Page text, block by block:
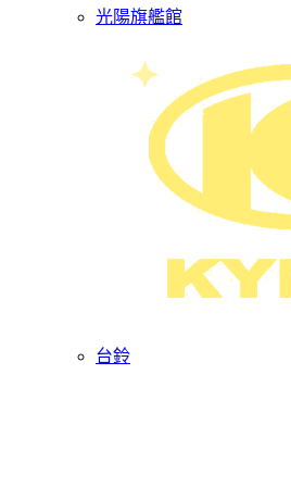
光陽旗艦館
台鈴